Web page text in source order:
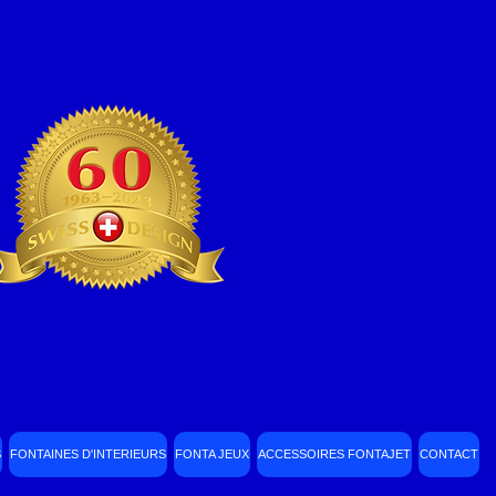
FONTAINES D'INTERIEURS FONTA JEUX ACCESSOIRES FONTAJET CONTACT